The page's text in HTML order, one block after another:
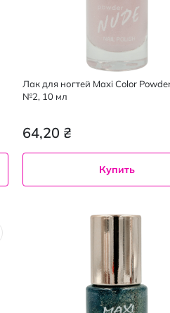
Лак для ногтей Maxi Color
№2, 10 мл
64,20 ₴
Купить